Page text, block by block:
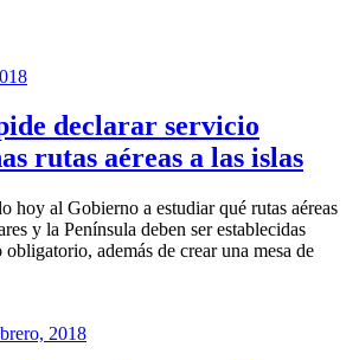
declarar servicio
rutas aéreas a las islas
hoy al Gobierno a estudiar qué rutas aéreas
y la Península deben ser establecidas
además de crear una mesa de
2018